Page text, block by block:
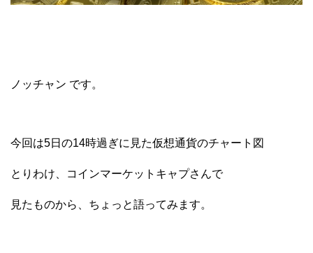
ノッチャン です。
今回は5日の14時過ぎに見た仮想通貨のチャート図
とりわけ、コインマーケットキャプさんで
見たものから、ちょっと語ってみます。